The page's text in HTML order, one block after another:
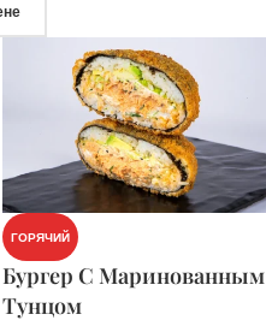
ГОРЯЧИЙ
Бургер С Маринованным
Тунцом